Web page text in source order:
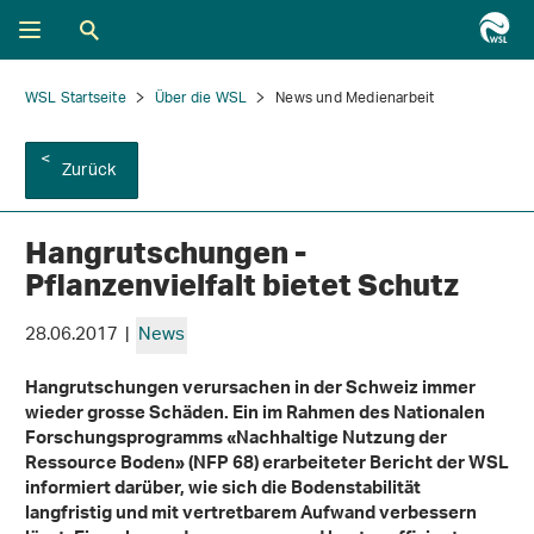
WSL Startseite Über die WSL News und Medienarbeit
Zurück
Hangrutschungen -
Pflanzenvielfalt bietet Schutz
28.06.2017 | News
Hangrutschungen verursachen in der Schweiz immer
wieder grosse Schäden. Ein im Rahmen des Nationalen
Forschungsprogramms «Nachhaltige Nutzung der
Ressource Boden» (NFP 68)erarbeiteter Bericht der WSL
informiert darüber, wie sich die Bodenstabilität
langfristig und mit vertretbarem Aufwand verbessern